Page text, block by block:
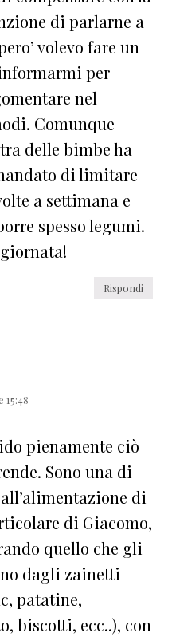
di parlarne a
volevo fare un
per
nel
Comunque
delle bimbe ha
di limitare
a settimana e
spesso legumi.
Rispondi
15:48
pienamente ciò
Sono una di
di
di Giacomo,
quello che gli
dagli zainetti
patatine,
biscotti, ecc..), con